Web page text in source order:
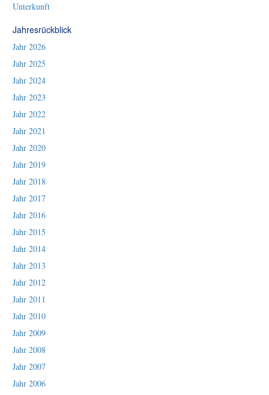
Unterkunft
Jahresrückblick
Jahr 2026
Jahr 2025
Jahr 2024
Jahr 2023
Jahr 2022
Jahr 2021
Jahr 2020
Jahr 2019
Jahr 2018
Jahr 2017
Jahr 2016
Jahr 2015
Jahr 2014
Jahr 2013
Jahr 2012
Jahr 2011
Jahr 2010
Jahr 2009
Jahr 2008
Jahr 2007
Jahr 2006